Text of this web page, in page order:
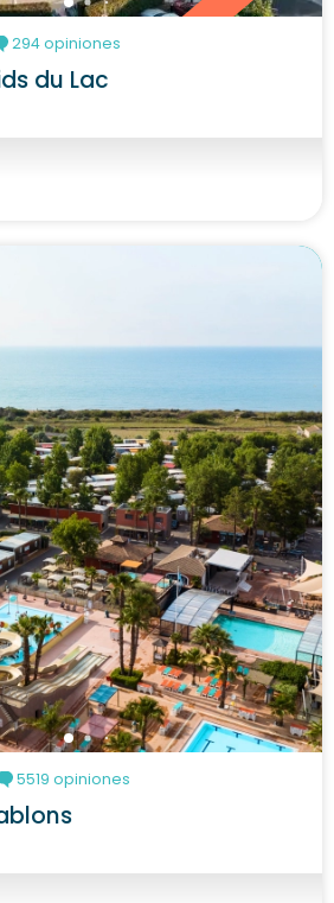
294 opiniones
du Lac
5519 opiniones